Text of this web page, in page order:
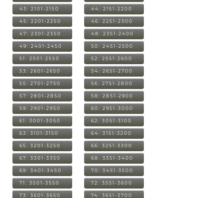
43: 2101-2150 44: 2151-2200
45: 2201-2250 46: 2251-2300
47: 2301-2350 48: 2351-2400
49: 2401-2450 50: 2451-2500
51: 2501-2550 52: 2551-2600
53: 2601-2650 54: 2651-2700
55: 2701-2750 56: 2751-2800
57: 2801-2850 58: 2851-2900
59: 2901-2950 60: 2951-3000
61: 3001-3050 62: 3051-3100
63: 3101-3150 64: 3151-3200
65: 3201-3250 66: 3251-3300
67: 3301-3350 68: 3351-3400
69: 3401-3450 70: 3451-3500
71: 3501-3550 72: 3551-3600
73: 3601-3650 74: 3651-3700